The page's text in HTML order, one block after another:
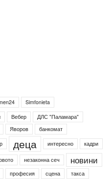
Simfonieta
Вебер
ДЛС "Паламара"
Яворов
банкомат
деца интересно кадри
незаконна сеч новини
професия сцена такса